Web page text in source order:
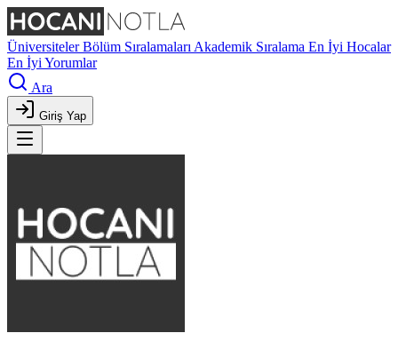
ÜniversitelerBölüm Sıralamaları Akademik Sıralama En İyi Hocalar
En İyi Yorumlar
Ara
Giriş Yap